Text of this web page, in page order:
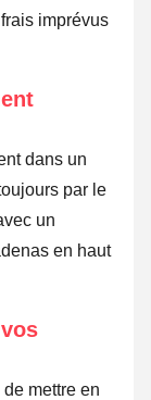
imprévus
dans un
par le
un
en haut
mettre en